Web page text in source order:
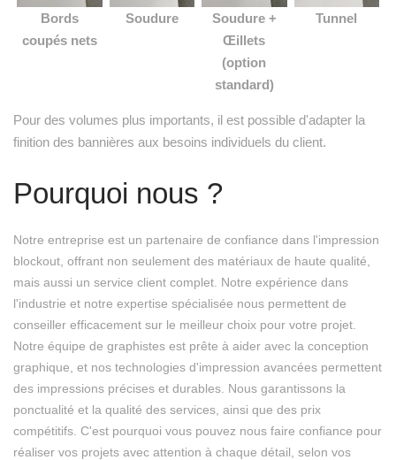
Bords
coupés nets
Soudure
Soudure +
Œillets
(option
standard)
Tunnel
Pour des volumes plus importants, il est possible d'adapter la
finition des bannières aux besoins individuels du client.
Pourquoi nous ?
Notre entreprise est un partenaire de confiance dans l'impression
blockout, offrant non seulement des matériaux de haute qualité,
mais aussi un service client complet. Notre expérience dans
l'industrie et notre expertise spécialisée nous permettent de
conseiller efficacement sur le meilleur choix pour votre projet.
Notre équipe de graphistes est prête à aider avec la conception
graphique, et nos technologies d'impression avancées permettent
des impressions précises et durables. Nous garantissons la
ponctualité et la qualité des services, ainsi que des prix
compétitifs. C'est pourquoi vous pouvez nous faire confiance pour
réaliser vos projets avec attention à chaque détail, selon vos